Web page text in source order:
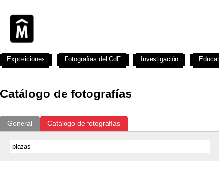
Catálogo de fotografías
General Catálogo de fotografías
Exposiciones Fotografías del CdF Investigación